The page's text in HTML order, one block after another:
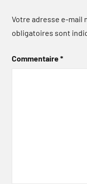
Votre adresse e-mail
obligatoires sont
Commentaire*